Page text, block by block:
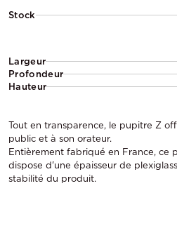
Stock
Largeur
Profondeur
Hauteur
Tout en transparence, le pupitre Z
public et à son orateur.
Entièrement fabriqué en France, ce
dispose d'une épaisseur de
stabilité du produit.